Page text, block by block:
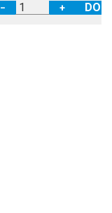
− +